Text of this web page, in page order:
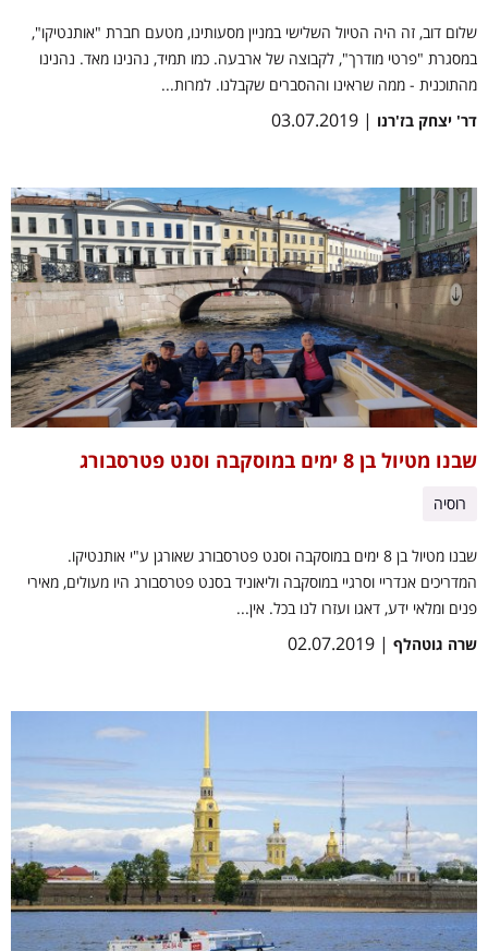
שלום דוב, זה היה הטיול השלישי במניין מסעותינו, מטעם חברת "אותנטיקו",
במסגרת "פרטי מודרך", לקבוצה של ארבעה. כמו תמיד, נהנינו מאד. נהנינו
מהתוכנית - ממה שראינו וההסברים שקבלנו. למרות...
דר' יצחק בז'רנו | 03.07.2019
שבנו מטיול בן 8 ימים במוסקבה וסנט פטרסבורג
רוסיה
שבנו מטיול בן 8 ימים במוסקבה וסנט פטרסבורג שאורגן ע"י אותנטיקו.
המדריכים אנדריי וסרגיי במוסקבה וליאוניד בסנט פטרסבורג היו מעולים, מאירי
פנים ומלאי ידע, דאגו ועזרו לנו בכל. אין...
שרה גוטהלף | 02.07.2019